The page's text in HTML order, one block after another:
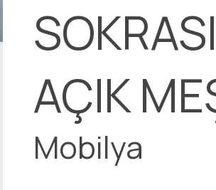
AÇIK
Mobilya